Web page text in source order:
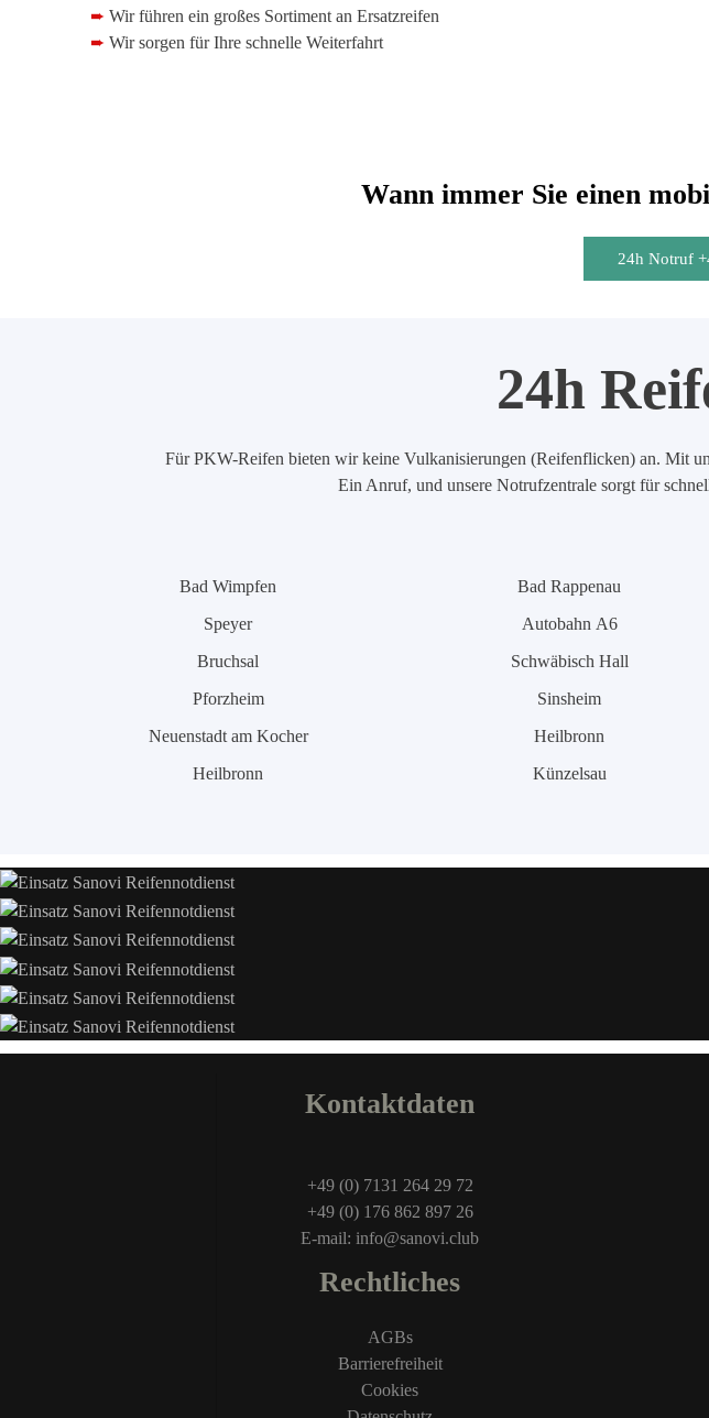
➨ Wir führen ein großes Sortiment an Ersatzreifen
➨ Wir sorgen für Ihre schnelle Weiterfahrt
Wann immer Sie einen
24h Notruf
24h
Für PKW-Reifen bieten wir keine Vulkanisierungen (Reifenflicken) an. Mit
Ein Anruf, und unsere Notrufzentrale sorgt für
Bad Wimpfen
Speyer
Bruchsal
Pforzheim
Neuenstadt am Kocher
Heilbronn
Bad Rappenau
Autobahn A6
Schwäbisch Hall
Sinsheim
Heilbronn
Künzelsau
Kontaktdaten
+49 (0) 7131 264 29 72
+49 (0) 176 862 897 26
E-mail: info@sanovi.club
Rechtliches
AGBs
Barrierefreiheit
Cookies